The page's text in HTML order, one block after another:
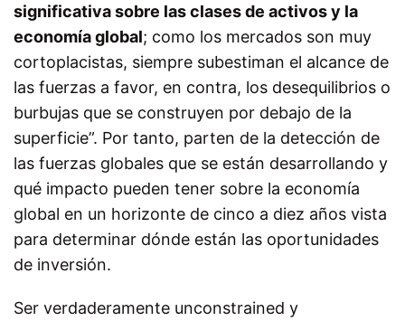
significativa sobre las clases de activos y la
economía global; como los mercados son muy
cortoplacistas, siempre subestiman el alcance de
las fuerzas a favor, en contra, los desequilibrios o
burbujas que se construyen por debajo de la
superficie”. Por tanto, parten de la detección de
las fuerzas globales que se están desarrollando y
qué impacto pueden tener sobre la economía
global en un horizonte de cinco a diez años vista
para determinar dónde están las oportunidades
de inversión.
Ser verdaderamente unconstrained y